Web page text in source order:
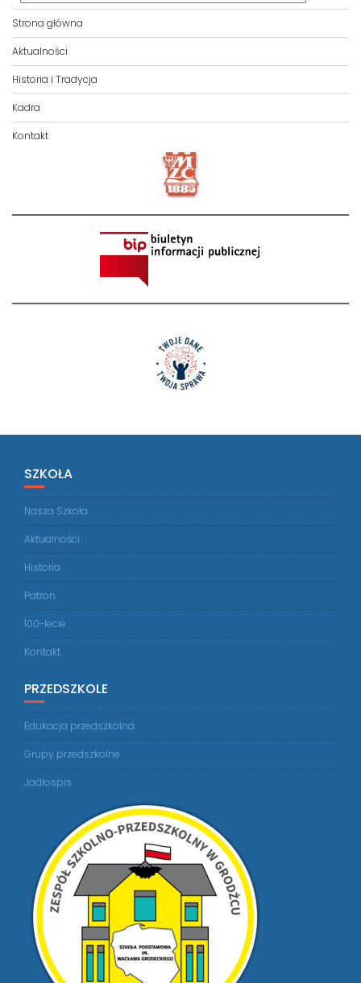
Strona główna
Aktualności
Historia i Tradycja
Kadra
Kontakt
SZKOŁA
Nasza Szkoła
Aktualności
Historia
Patron
100-lecie
Kontakt
PRZEDSZKOLE
Edukacja przedszkolna
Grupy przedszkolne
Jadłospis